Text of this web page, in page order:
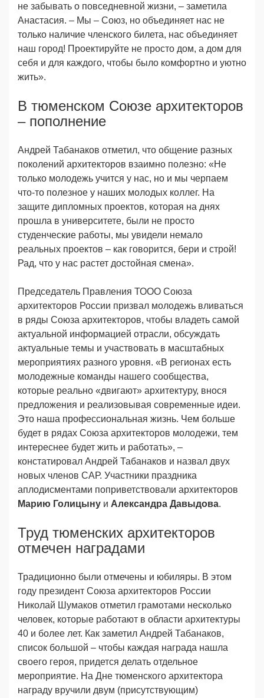
не забывать о повседневной жизни, – заметила
Анастасия. – Мы – Союз, но объединяет нас не
только наличие членского билета, нас объединяет
наш город! Проектируйте не просто дом, а дом для
себя и для каждого, чтобы было комфортно и уютно
жить».
В тюменском Союзе архитекторов
– пополнение
Андрей Табанаков отметил, что общение разных
поколений архитекторов взаимно полезно: «Не
только молодежь учится у нас, но и мы черпаем
что-то полезное у наших молодых коллег. На
защите дипломных проектов, которая на днях
прошла в университете, были не просто
студенческие работы, мы увидели немало
реальных проектов – как говорится, бери и строй!
Рад, что у нас растет достойная смена».
Председатель Правления ТООО Союза
архитекторов России призвал молодежь вливаться
в ряды Союза архитекторов, чтобы владеть самой
актуальной информацией отрасли, обсуждать
актуальные темы и участвовать в масштабных
мероприятиях разного уровня. «В регионах есть
молодежные команды нашего сообщества,
которые реально «двигают» архитектуру, внося
предложения и реализовывая современные идеи.
Это наша профессиональная жизнь. Чем больше
будет в рядах Союза архитекторов молодежи, тем
интереснее будет жить и работать», –
констатировал Андрей Табанаков и назвал двух
новых членов САР. Участники праздника
аплодисментами поприветствовали архитекторов
Марию Голицыну и Александра Давыдова.
Труд тюменских архитекторов
отмечен наградами
Традиционно были отмечены и юбиляры. В этом
году президент Союза архитекторов России
Николай Шумаков отметил грамотами несколько
человек, которые работают в области архитектуры
40 и более лет. Как заметил Андрей Табанаков,
список большой – чтобы каждая награда нашла
своего героя, придется делать отдельное
мероприятие. На Дне тюменского архитектора
награду вручили двум (присутствующим)